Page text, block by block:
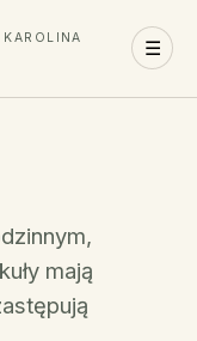
☰
mają